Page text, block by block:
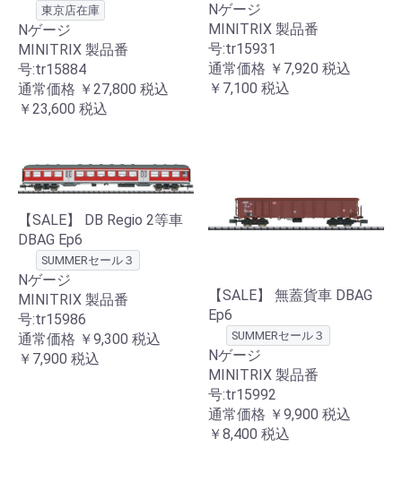
東京店在庫
Nゲージ
MINITRIX 製品番
号:tr15884
通常価格 ￥27,800 税込
￥23,600 税込
Nゲージ
MINITRIX 製品番
号:tr15931
通常価格 ￥7,920 税込
￥7,100 税込
【SALE】 DB Regio 2等車
DBAG Ep6
SUMMERセール３
Nゲージ
MINITRIX 製品番
号:tr15986
通常価格 ￥9,300 税込
￥7,900 税込
【SALE】 無蓋貨車 DBAG
Ep6
SUMMERセール３
Nゲージ
MINITRIX 製品番
号:tr15992
通常価格 ￥9,900 税込
￥8,400 税込